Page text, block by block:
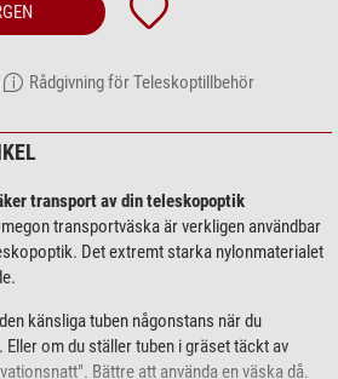
Rådgivning för Teleskoptillbehör
transport av din teleskopoptik
transportväska är verkligen användbar
Det extremt starka nylonmaterialet
känsliga tuben någonstans när du
om du ställer tuben i gräset täckt av
Bättre att använda en väska då.